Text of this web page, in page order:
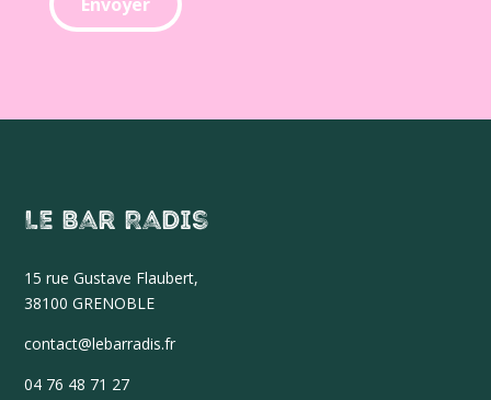
Le Bar Radis
15 rue Gustave Flaubert,
38100 GRENOBLE
contact@lebarradis.fr
04 76 48 71 27